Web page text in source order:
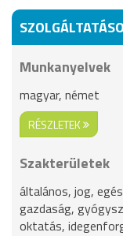
Munkanyelvek
magyar, német
RÉSZLETEK
Szakterületek
általános, jog,
gazdaság,
oktatás,